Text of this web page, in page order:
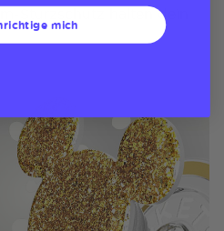
Sturzschutz halten dein
mich